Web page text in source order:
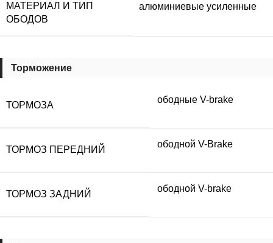
МАТЕРИАЛ И ТИП
ОБОДОВ
алюминиевые усиленные
Торможение
ТОРМОЗА
ободные V-brake
ТОРМОЗ ПЕРЕДНИЙ
ободной V-Brake
ТОРМОЗ ЗАДНИЙ
ободной V-brake